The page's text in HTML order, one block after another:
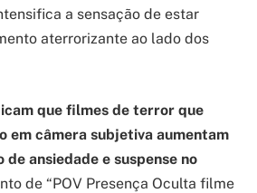
a sensação de estar
aterrorizante ao lado dos
que filmes de terror que
em câmera subjetiva aumentam
de ansiedade e suspense no
de “POV Presença Oculta filme